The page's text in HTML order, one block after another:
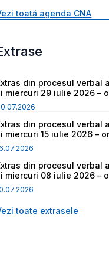
toată agenda CNA
din procesul verbal
miercuri 29 iulie 2026 –
din procesul verbal
miercuri 15 iulie 2026 –
din procesul verbal
miercuri 08 iulie 2026 –
toate extrasele